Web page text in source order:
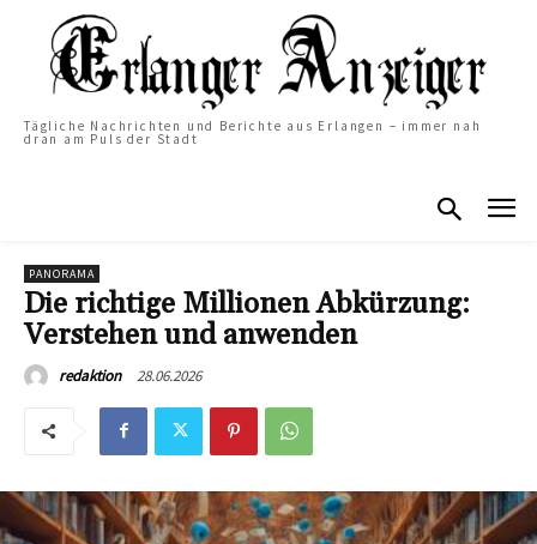
Tägliche Nachrichten und Berichte aus Erlangen – immer nah
dran am Puls der Stadt
PANORAMA
Die richtige Millionen Abkürzung:
Verstehen und anwenden
redaktion 28.06.2026